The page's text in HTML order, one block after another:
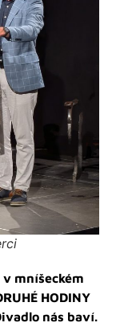
mníšeckém
HODINY
nás baví.